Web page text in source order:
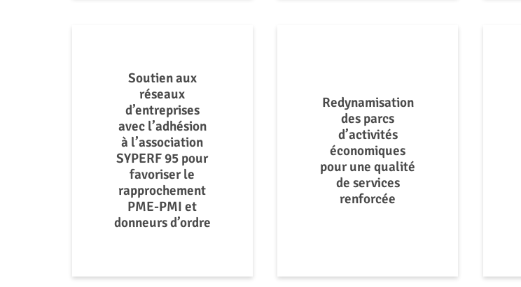
Soutien aux
réseaux
d’entreprises
avec l’adhésion
à l’association
SYPERF 95 pour
favoriser le
rapprochement
PME-PMI et
donneurs d’ordre
Redynamisation
des parcs
d’activités
économiques
pour une qualité
de services
renforcée